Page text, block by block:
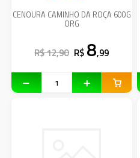
CENOURA CAMINHO DA ROÇA 600G
ORG
R$ 12,90 R$ 8,99